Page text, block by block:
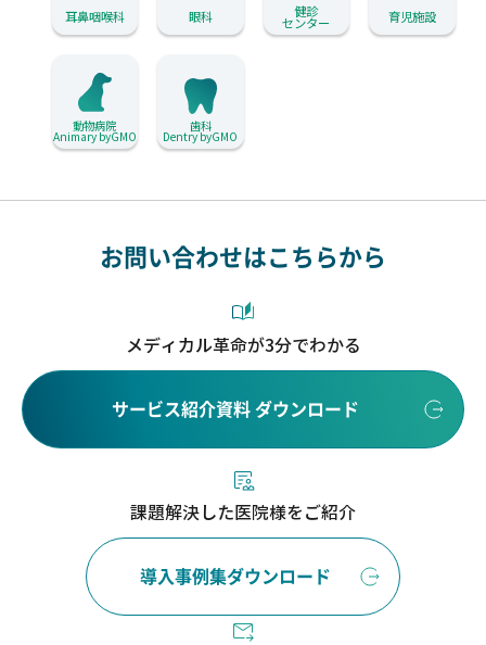
耳鼻咽喉科 眼科 健診
センター 育児施設
動物病院
Animary byGMO
歯科
Dentry byGMO
お問い合わせはこちらから
メディカル革命が3分でわかる
サービス紹介資料 ダウンロード
課題解決した医院様をご紹介
導入事例集ダウンロード